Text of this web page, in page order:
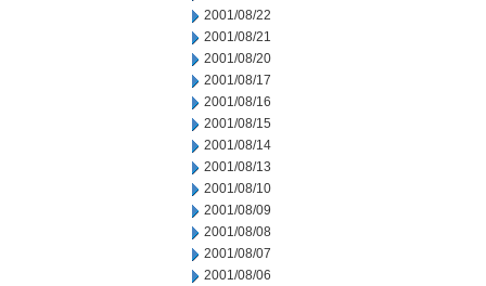
2001/08/22
2001/08/21
2001/08/20
2001/08/17
2001/08/16
2001/08/15
2001/08/14
2001/08/13
2001/08/10
2001/08/09
2001/08/08
2001/08/07
2001/08/06